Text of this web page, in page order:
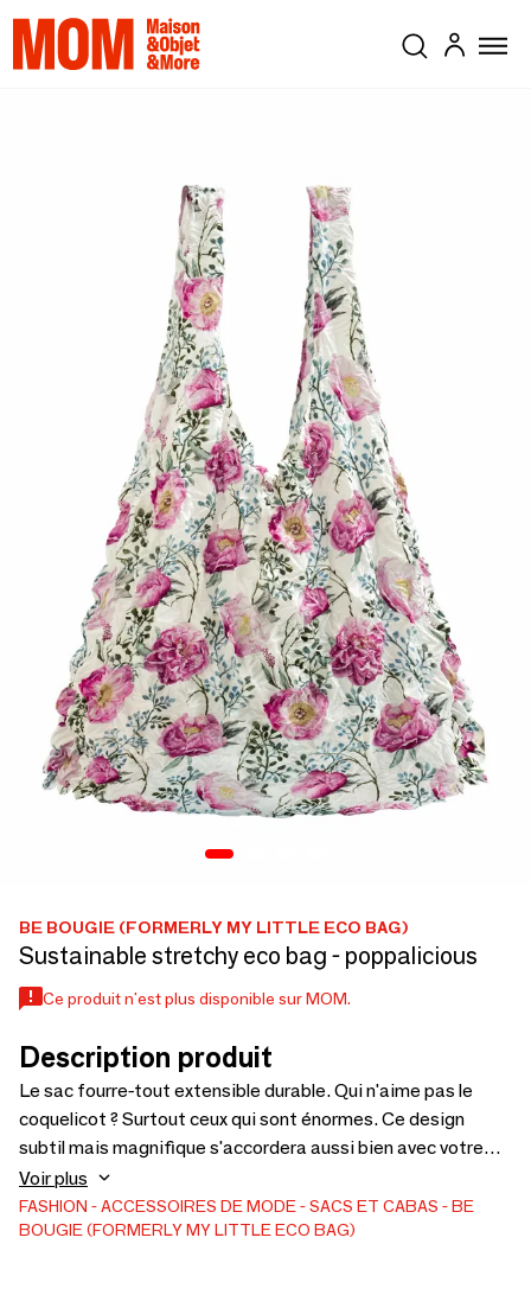
BE BOUGIE (FORMERLY MY LITTLE ECO BAG)
Sustainable stretchy eco bag - poppalicious
Ce produit n'est plus disponible sur MOM.
Description produit
Le sac fourre-tout extensible durable. Qui n'aime pas le
coquelicot ? Surtout ceux qui sont énormes. Ce design
subtil mais magnifique s'accordera aussi bien avec votre
petite robe noire à talons qu'avec vos survêtements et vos
baskets. Sa subtilité dégage une classe discrète. S'étire
jusqu'à 45 cm x 50 cm, puis se froisse après utilisation.
Voir plus
FASHION ACCESSOIRES DE MODE SACS ET CABAS
BE
BOUGIE (FORMERLY MY LITTLE ECO BAG)